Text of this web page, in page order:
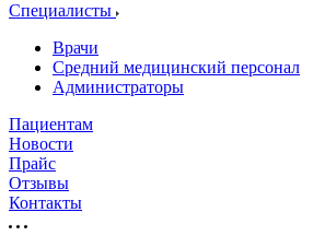
Специалисты
Врачи
Средний медицинский персонал
Администраторы
Пациентам
Новости
Прайс
Отзывы
Контакты